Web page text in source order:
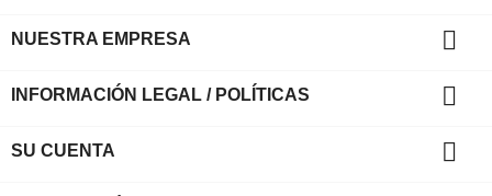
NUESTRA EMPRESA 
INFORMACIÓN LEGAL / POLÍTICAS 
SU CUENTA
